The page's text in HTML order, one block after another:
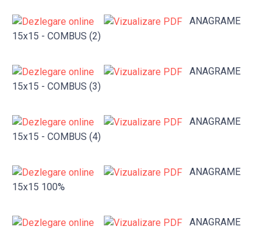
ANAGRAME
15x15 - COMBUS (2)
ANAGRAME
15x15 - COMBUS (3)
ANAGRAME
15x15 - COMBUS (4)
ANAGRAME
15x15 100%
ANAGRAME